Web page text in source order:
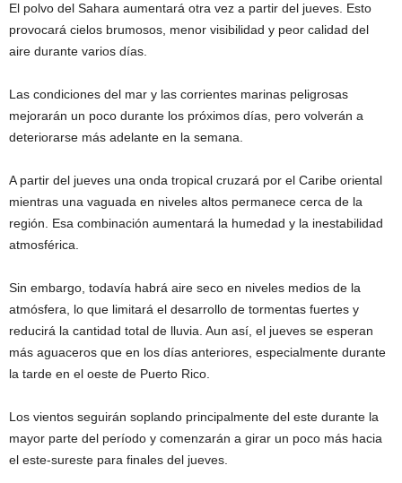
El polvo del Sahara aumentará otra vez a partir del jueves. Esto
provocará cielos brumosos, menor visibilidad y peor calidad del
aire durante varios días.
Las condiciones del mar y las corrientes marinas peligrosas
mejorarán un poco durante los próximos días, pero volverán a
deteriorarse más adelante en la semana.
A partir del jueves una onda tropical cruzará por el Caribe oriental
mientras una vaguada en niveles altos permanece cerca de la
región. Esa combinación aumentará la humedad y la inestabilidad
atmosférica.
Sin embargo, todavía habrá aire seco en niveles medios de la
atmósfera, lo que limitará el desarrollo de tormentas fuertes y
reducirá la cantidad total de lluvia. Aun así, el jueves se esperan
más aguaceros que en los días anteriores, especialmente durante
la tarde en el oeste de Puerto Rico.
Los vientos seguirán soplando principalmente del este durante la
mayor parte del período y comenzarán a girar un poco más hacia
el este-sureste para finales del jueves.